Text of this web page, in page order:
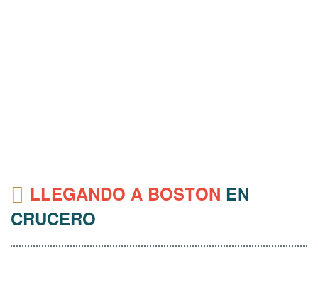
LLEGANDO A BOSTON EN
CRUCERO